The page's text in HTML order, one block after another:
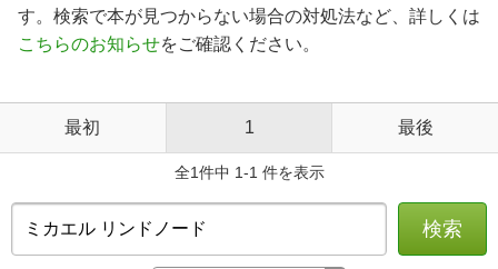
す。検索で本が見つからない場合の対処法など、詳しくは
こちらのお知らせをご確認ください。
最初 1 最後
全1件中 1-1 件を表示
検索